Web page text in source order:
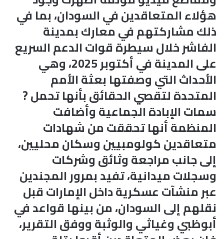
هؤلاء المتعاقدين في السودان، بما في
ذلك مشاركتهم في معارك بمدينة
الفاشر خلال سيطرة قوات الدعم السريع
على المدينة في أكتوبر 2025، وهي
الأحداث التي وصفتها بعثة الأمم
المتحدة لتقصي الحقائق بأنها تحمل ?
سمات الإبادة الجماعية وأضافت
المنظمة أنها تحققت من شهادات
متعاقدين كولومبيين وسكان محليين،
إلى جانب مراجعة وثائق وشركات
وسجلات ميدانية، تفيد بمرور المجندين
عبر منشآت عسكرية داخل الإمارات قبل
نقلهم إلى السودان، من بينها قواعد في
أبوظبي وغياثي والوثبة ووفق التقرير،